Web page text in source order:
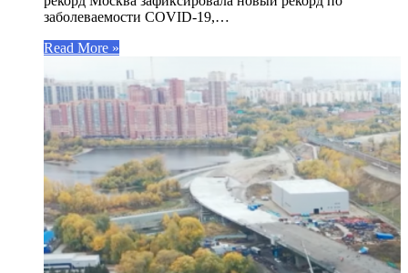
заболеваемости COVID-19,…
Read More »